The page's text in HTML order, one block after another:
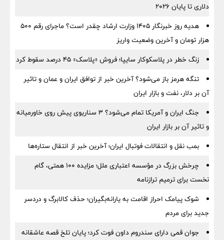
دلاری تا پایان ۲۰۲۶
هدیه روز خبرنگار ۱۴۰۵ وزارت ارشاد چقدر است؟ ماجرای رقم ۵۰۰
هزار تومان و آخرین وضعیت واریز
زنگ خطر در پلاسکوکار سایپا؛ فروش «پلاسک» ۴۵ درصد سقوط کرد
تنگه هرمز باز می‌شود؟ آخرین خبر از توافق ایران و عمان و تاثیر
آن بر دلار، نفت و بازار ایران
جنگ ایران و آمریکا تمام می‌شود؟ ۳ سناریوی پیش روی خاورمیانه
و تاثیر آن بر بازار ایران
بمب نقل‌ و انتقالات فوتبال ایران؛ آخرین خبر از انتقال ستاره‌ها
چرخش بزرگ در مؤسسه اعتباری ملل؛ مزایده ۱۰۰ همتی، گام
نخست برای ترمیم ترازنامه
شوک پیامک احراز اقامت به یارانه‌بگیران؛ حذف کالابرگ و دردسر
جدید برای مردم
جوان قمی دارای سندروم داون فوت کرد؛ پایان تلخ قصه عاشقانه